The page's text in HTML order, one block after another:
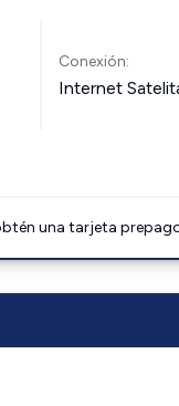
Conexión:
Internet
una tarjeta